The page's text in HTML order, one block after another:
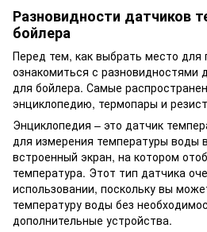
Разновидности датчиков
бойлера
Перед тем, как выбрать место для
ознакомиться с разновидностями
для бойлера. Самые
энциклопедию, термопары и
Энциклопедия – это датчик
для измерения температуры воды
встроенный экран, на котором
температура. Этот тип датчика
использовании, поскольку вы
температуру воды без
дополнительные устройства.